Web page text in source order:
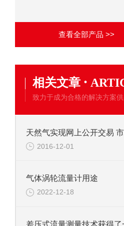
查看全部产品 >>
相关文章 ·
致力于成为合格的解决方案供
2016-12-01
气体涡轮流量计用途
2022-12-18